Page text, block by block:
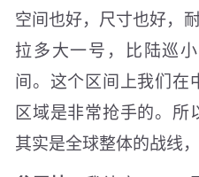
空间也好，尺寸也好，
拉多大一号，比陆巡
间。这个区间上我们在
区域是非常抢手的。所
其实是全球整体的战线